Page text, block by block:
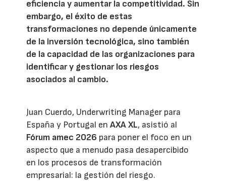
eficiencia y aumentar la competitividad. Sin
embargo, el éxito de estas
transformaciones no depende únicamente
de la inversión tecnológica, sino también
de la capacidad de las organizaciones para
identificar y gestionar los riesgos
asociados al cambio.
Juan Cuerdo, Underwriting Manager para
España y Portugal enAXA XL, asistió al
Fórum amec 2026 para poner el foco en un
aspecto que a menudo pasa desapercibido
en los procesos de transformación
empresarial: la gestión del riesgo.